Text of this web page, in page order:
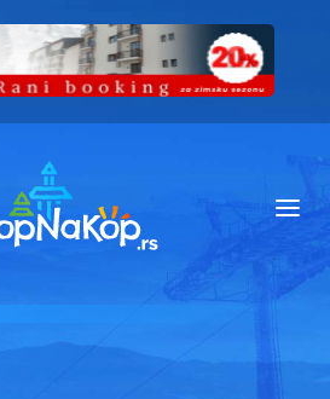
Ugostiteljstvo
Kop Info